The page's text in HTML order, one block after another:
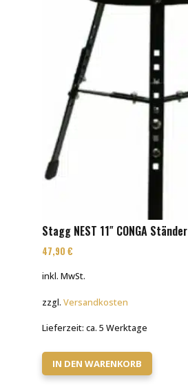
Stagg NEST 11″ CONGA Ständer
47,90 €
inkl. MwSt.
zzgl. Versandkosten
Lieferzeit: ca. 5 Werktage
IN DEN WARENKORB